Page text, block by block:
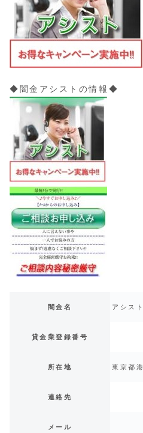
◆闇金アシストの情報◆
闇金名 アシスト
貸金業登録番号
所在地 東京都
連絡先
メール